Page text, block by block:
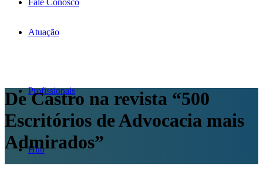
Atuação
Profissionais
Hub
Fale Conosco
De Castro na revista “500
Escritórios de Advocacia mais
Admirados”